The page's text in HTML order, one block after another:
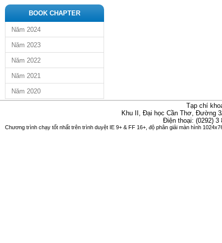
BOOK CHAPTER
Năm 2024
Năm 2023
Năm 2022
Năm 2021
Năm 2020
Tạp chí
Khu II, Đại học Cần Thơ, Đường
Điện thoại: (0292)
Chương trình chạy tốt nhất trên trình duyệt IE 9+ & FF 16+, độ phân giải màn hình